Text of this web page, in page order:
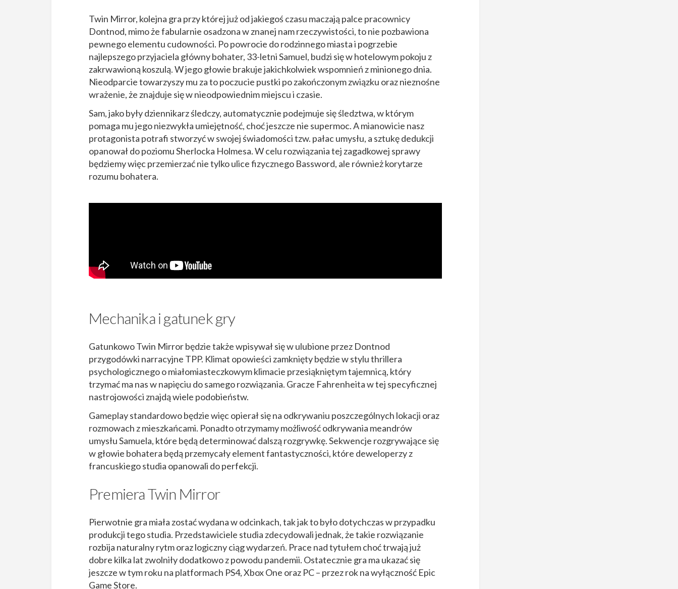
Twin Mirror, kolejna gra przy której już od jakiegoś czasu maczają palce pracownicy
Dontnod, mimo że fabularnie osadzona w znanej nam rzeczywistości, to nie pozbawiona
pewnego elementu cudowności. Po powrocie do rodzinnego miasta i pogrzebie
najlepszego przyjaciela główny bohater, 33-letni Samuel, budzi się w hotelowym pokoju z
zakrwawioną koszulą. W jego głowie brakuje jakichkolwiek wspomnień z minionego dnia.
Nieodparcie towarzyszy mu za to poczucie pustki po zakończonym związku oraz nieznośne
wrażenie, że znajduje się w nieodpowiednim miejscu i czasie.
Sam, jako były dziennikarz śledczy, automatycznie podejmuje się śledztwa, w którym
pomaga mu jego niezwykła umiejętność, choć jeszcze nie supermoc. A mianowicie nasz
protagonista potrafi stworzyć w swojej świadomości tzw. pałac umysłu, a sztukę dedukcji
opanował do poziomu Sherlocka Holmesa. W celu rozwiązania tej zagadkowej sprawy
będziemy więc przemierzać nie tylko ulice fizycznego Bassword, ale również korytarze
rozumu bohatera.
Mechanika i gatunek gry
Gatunkowo Twin Mirror będzie także wpisywał się w ulubione przez Dontnod
przygodówki narracyjne TPP. Klimat opowieści zamknięty będzie w stylu thrillera
psychologicznego o miałomiasteczkowym klimacie przesiąkniętym tajemnicą, który
trzymać ma nas w napięciu do samego rozwiązania. Gracze Fahrenheita w tej specyficznej
nastrojowości znajdą wiele podobieństw.
Gameplay standardowo będzie więc opierał się na odkrywaniu poszczególnych lokacji oraz
rozmowach z mieszkańcami. Ponadto otrzymamy możliwość odkrywania meandrów
umysłu Samuela, które będą determinować dalszą rozgrywkę. Sekwencje rozgrywające się
w głowie bohatera będą przemycały element fantastyczności, które deweloperzy z
francuskiego studia opanowali do perfekcji.
Premiera Twin Mirror
Pierwotnie gra miała zostać wydana w odcinkach, tak jak to było dotychczas w przypadku
produkcji tego studia. Przedstawiciele studia zdecydowali jednak, że takie rozwiązanie
rozbija naturalny rytm oraz logiczny ciąg wydarzeń. Prace nad tytułem choć trwają już
dobre kilka lat zwolniły dodatkowo z powodu pandemii. Ostatecznie gra ma ukazać się
jeszcze w tym roku na platformach PS4, Xbox One oraz PC – przez rok na wyłączność Epic
Game Store.